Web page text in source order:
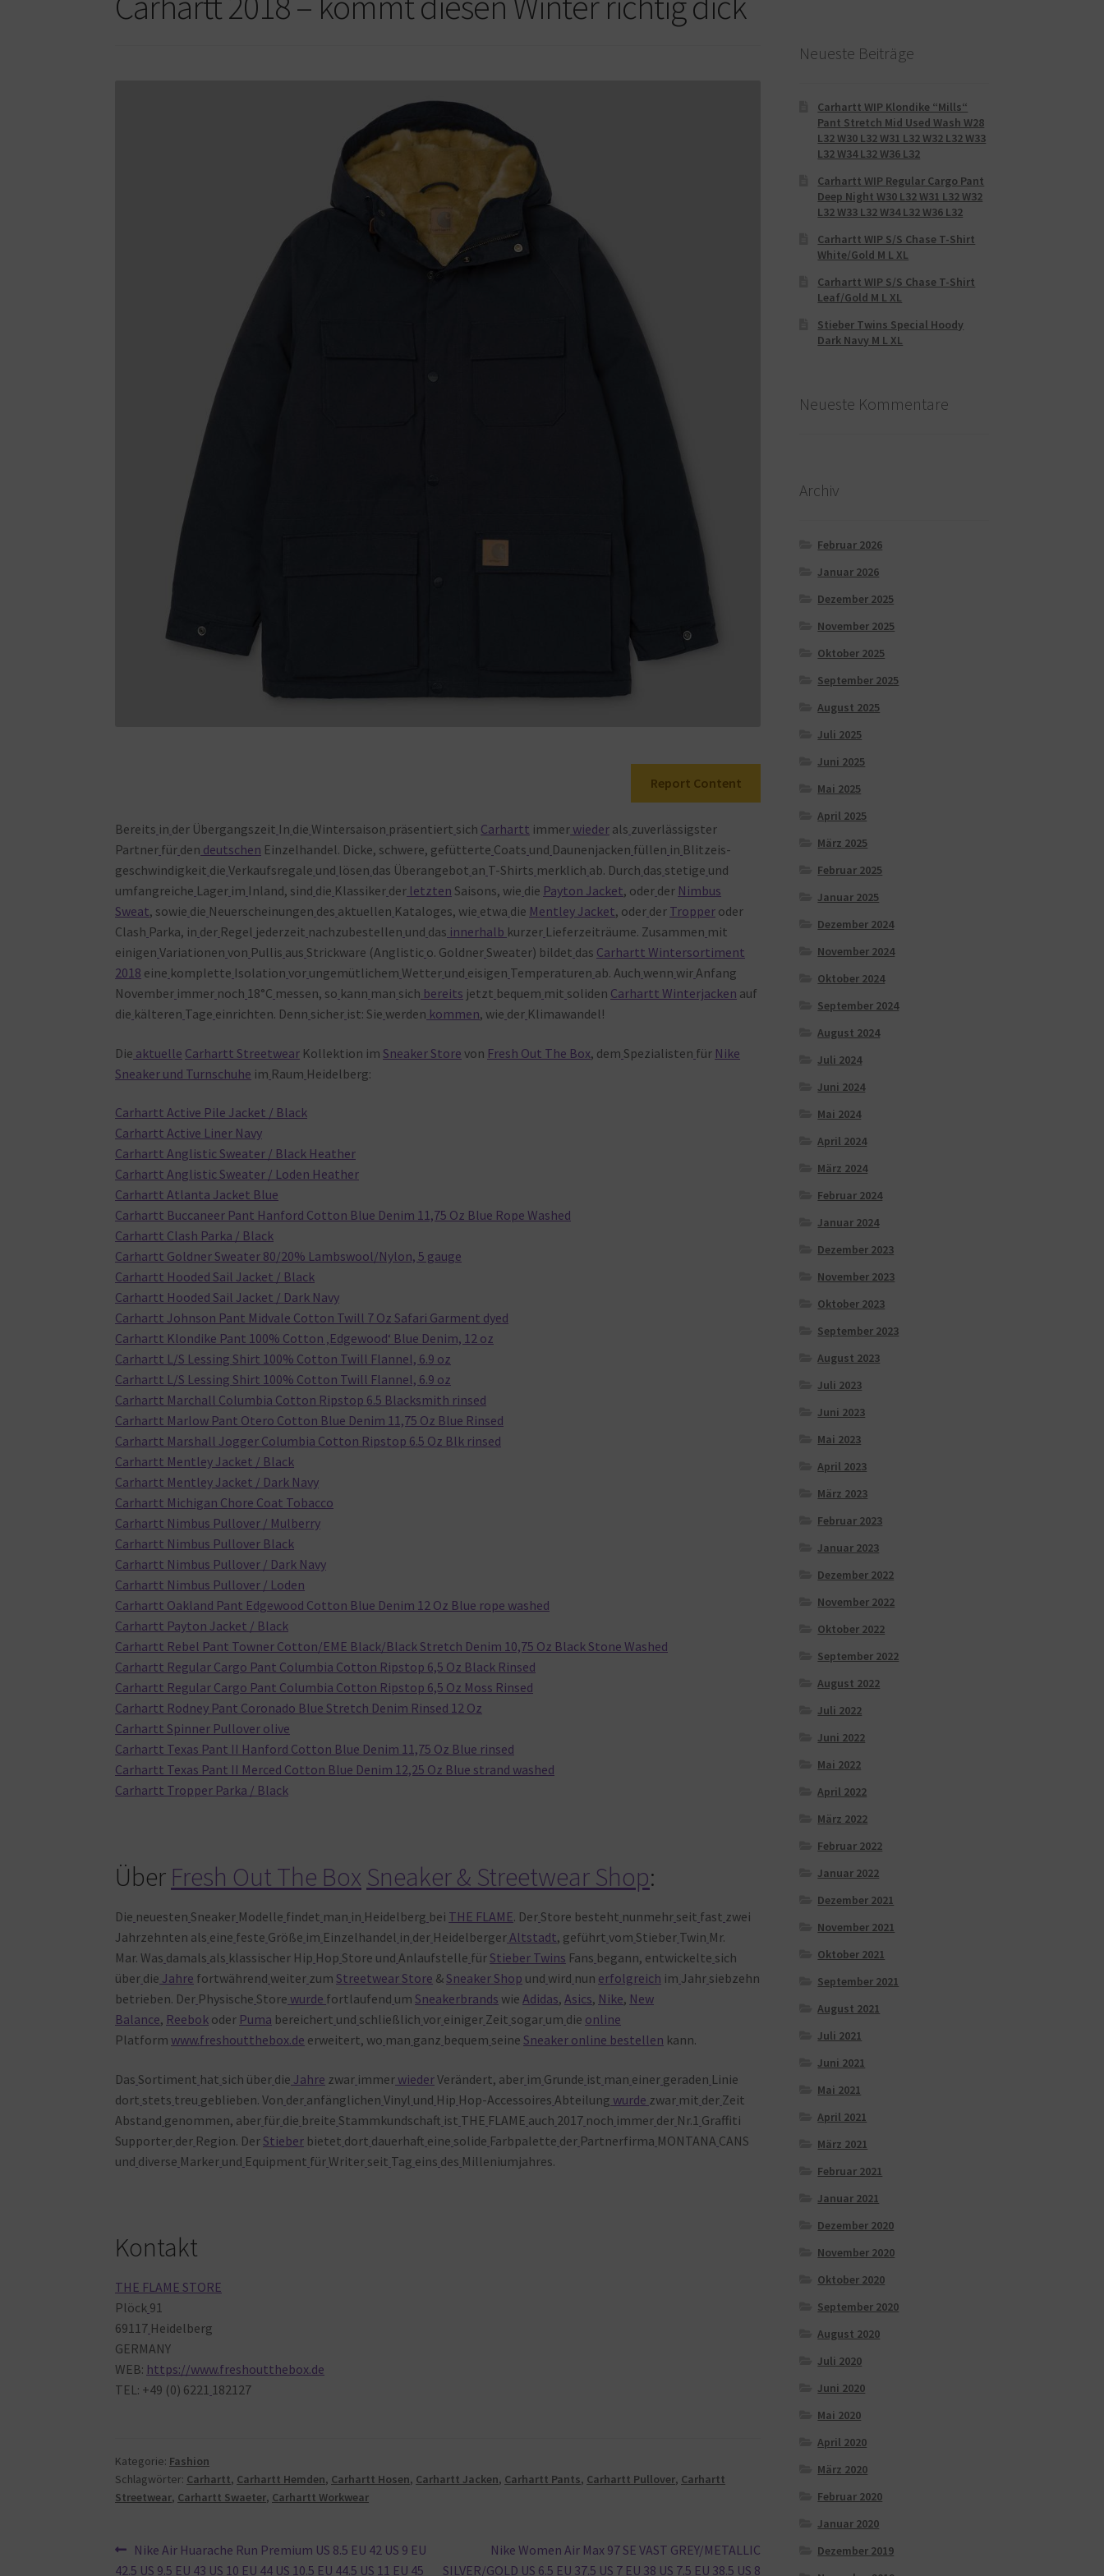
Report Content
Bereits in der Übergangszeit In die Wintersaison präsentiert sich Carhartt immerwieder als zuverlässigster
Partner für den deutschen Einzelhandel. Dicke, schwere, gefütterte Coats und Daunenjacken füllen in Blitzeis-
geschwindigkeit die Verkaufsregale und lösen das Überangebot an T-Shirts merklich ab. Durch das stetige und
umfangreiche Lager im Inland, sind die Klassiker der letzten Saisons, wie die Payton Jacket, oder der Nimbus
Sweat, sowie die Neuerscheinungen des aktuellen Kataloges, wie etwa die Mentley Jacket, oder der Tropper oder
Clash Parka, in der Regel jederzeit nachzubestellen und das innerhalb kurzer Lieferzeiträume. Zusammen mit
einigen Variationen von Pullis aus Strickware (Anglistic o. Goldner Sweater) bildet das Carhartt Wintersortiment
2018 eine komplette Isolation vor ungemütlichem Wetter und eisigen Temperaturen ab. Auch wenn wirAnfang
November immer noch 18°C messen, so kann man sich bereits jetzt bequem mit soliden Carhartt Winterjacken auf
die kälteren Tage einrichten. Denn sicher ist: Sie werden kommen, wie der Klimawandel!
Die aktuelle Carhartt Streetwear Kollektion imSneaker Store von Fresh Out The Box, dem Spezialisten für Nike
Sneaker und Turnschuhe im Raum Heidelberg:
Carhartt Active Pile Jacket / Black
Carhartt Active Liner Navy
Carhartt Anglistic Sweater / Black Heather
Carhartt Anglistic Sweater / Loden Heather
Carhartt Atlanta Jacket Blue
Carhartt Buccaneer Pant Hanford Cotton Blue Denim 11,75 Oz Blue Rope Washed
Carhartt Clash Parka / Black
Carhartt Goldner Sweater 80/20% Lambswool/Nylon, 5 gauge
Carhartt Hooded Sail Jacket / Black
Carhartt Hooded Sail Jacket / Dark Navy
Carhartt Johnson Pant Midvale Cotton Twill 7 Oz Safari Garment dyed
Carhartt Klondike Pant 100% Cotton ‚Edgewood‘ Blue Denim, 12 oz
Carhartt L/S Lessing Shirt 100% Cotton Twill Flannel, 6.9 oz
Carhartt L/S Lessing Shirt 100% Cotton Twill Flannel, 6.9 oz
Carhartt Marchall Columbia Cotton Ripstop 6.5 Blacksmith rinsed
Carhartt Marlow Pant Otero Cotton Blue Denim 11,75 Oz Blue Rinsed
Carhartt Marshall Jogger Columbia Cotton Ripstop 6.5 Oz Blk rinsed
Carhartt Mentley Jacket / Black
Carhartt Mentley Jacket / Dark Navy
Carhartt Michigan Chore Coat Tobacco
Carhartt Nimbus Pullover / Mulberry
Carhartt Nimbus Pullover Black
Carhartt Nimbus Pullover / Dark Navy
Carhartt Nimbus Pullover / Loden
Carhartt Oakland Pant Edgewood Cotton Blue Denim 12 Oz Blue rope washed
Carhartt Payton Jacket / Black
Carhartt Rebel Pant Towner Cotton/EME Black/Black Stretch Denim 10,75 Oz Black Stone Washed
Carhartt Regular Cargo Pant Columbia Cotton Ripstop 6,5 Oz Black Rinsed
Carhartt Regular Cargo Pant Columbia Cotton Ripstop 6,5 Oz Moss Rinsed
Carhartt Rodney Pant Coronado Blue Stretch Denim Rinsed 12 Oz
Carhartt Spinner Pullover olive
Carhartt Texas Pant II Hanford Cotton Blue Denim 11,75 Oz Blue rinsed
Carhartt Texas Pant II Merced Cotton Blue Denim 12,25 Oz Blue strand washed
Carhartt Tropper Parka / Black
Über Fresh Out The Box Sneaker & Streetwear Shop:
Die neuesten Sneaker Modelle findet man in Heidelberg bei THE FLAME. Der Store besteht nunmehr seit fast zwei
Jahrzehnten als eine feste Größe im Einzelhandel in der HeidelbergerAltstadt, geführt vom Stieber Twin Mr.
Mar. Was damals als klassischer Hip Hop Store und Anlaufstelle fürStieber Twins Fans begann, entwickelte sich
über die Jahre fortwährend weiter zumStreetwear Store &Sneaker Shop und wird nun erfolgreich im Jahr siebzehn
betrieben. Der Physische Store wurde fortlaufend umSneakerbrands wieAdidas,Asics, Nike, New
Balance, Reebok oder Puma bereichert und schließlich vor einiger Zeit sogar um die online
Platformwww.freshoutthebox.de erweitert, wo man ganz bequem seineSneaker online bestellen kann.
Das Sortiment hat sich über die Jahre zwar immerwiederVerändert, aber im Grunde ist man einer geraden Linie
dort stets treu geblieben. Von der anfänglichen Vinyl und Hip Hop-Accessoires Abteilung wurde zwar mit der Zeit
Abstand genommen, aber für die breite Stammkundschaft ist THE FLAME auch 2017 noch immer der Nr.1 Graffiti
Supporter der Region. DerStieber bietet dort dauerhaft eine solide Farbpalette der Partnerfirma MONTANA CANS
und diverse Marker und Equipment für Writer seit Tag eins des Milleniumjahres.
Kontakt
THE FLAME STORE
Plöck 91
69117 Heidelberg
GERMANY
WEB: https://www.freshoutthebox.de
TEL: +49 (0) 6221 182127
Kategorie: Fashion
Schlagwörter: Carhartt, Carhartt Hemden, Carhartt Hosen, Carhartt Jacken, Carhartt Pants, Carhartt Pullover, Carhartt
Streetwear, Carhartt Swaeter, Carhartt Workwear
Beitragsnavigation
Vorheriger
Beitrag:
Nike Air Huarache Run Premium US 8.5 EU 42 US 9 EU
42.5 US 9.5 EU 43 US 10 EU 44 US 10.5 EU 44.5 US 11 EU 45
Nächster
Beitrag:
Nike Women Air Max 97 SE VAST GREY/METALLIC
SILVER/GOLD US 6.5 EU 37.5 US 7 EU 38 US 7.5 EU 38.5 US 8
Neueste Beiträge
Carhartt WIP Klondike “Mills“
Pant Stretch Mid Used Wash W28
L32 W30 L32 W31 L32 W32 L32 W33
L32 W34 L32 W36 L32
Carhartt WIP Regular Cargo Pant
Deep Night W30 L32 W31 L32 W32
L32 W33 L32 W34 L32 W36 L32
Carhartt WIP S/S Chase T-Shirt
White/Gold M L XL
Carhartt WIP S/S Chase T-Shirt
Leaf/Gold M L XL
Stieber Twins Special Hoody
Dark Navy M L XL
Neueste Kommentare
Archiv
Februar 2026
Januar 2026
Dezember 2025
November 2025
Oktober 2025
September 2025
August 2025
Juli 2025
Juni 2025
Mai 2025
April 2025
März 2025
Februar 2025
Januar 2025
Dezember 2024
November 2024
Oktober 2024
September 2024
August 2024
Juli 2024
Juni 2024
Mai 2024
April 2024
März 2024
Februar 2024
Januar 2024
Dezember 2023
November 2023
Oktober 2023
September 2023
August 2023
Juli 2023
Juni 2023
Mai 2023
April 2023
März 2023
Februar 2023
Januar 2023
Dezember 2022
November 2022
Oktober 2022
September 2022
August 2022
Juli 2022
Juni 2022
Mai 2022
April 2022
März 2022
Februar 2022
Januar 2022
Dezember 2021
November 2021
Oktober 2021
September 2021
August 2021
Juli 2021
Juni 2021
Mai 2021
April 2021
März 2021
Februar 2021
Januar 2021
Dezember 2020
November 2020
Oktober 2020
September 2020
August 2020
Juli 2020
Juni 2020
Mai 2020
April 2020
März 2020
Februar 2020
Januar 2020
Dezember 2019